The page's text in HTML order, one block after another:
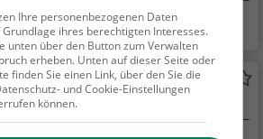
Mannheim
Bar, Bier, Wein, Sn
acks / Getränke
Prinz Max
Restaurant in Mannheim
Ihre personenbezogenen Daten
ihres berechtigten Interesses.
unten über den Button zum Verwalten
erheben. Unten auf dieser Seite oder
finden Sie einen Link, über den Sie die
und Cookie-Einstellungen
können.